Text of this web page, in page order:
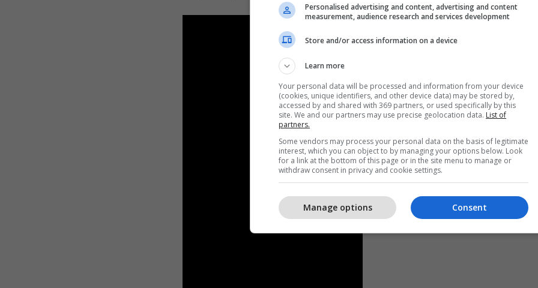
Personalised advertising and content, advertising and content
measurement, audience research and services development
Store and/or access information on a device
Learn more
Your personal data will be processed and information from your device
(cookies, unique identifiers, and other device data) may be stored by,
accessed by and shared with 369 partners, or used specifically by this
site. We and our partners may use precise geolocation data. List of
partners.
Some vendors may process your personal data on the basis of legitimate
interest, which you can object to by managing your options below. Look
for a link at the bottom of this page or in the site menu to manage or
withdraw consent in privacy and cookie settings.
Consent
Manage options